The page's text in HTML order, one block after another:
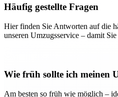
Häufig gestellte Fragen
Hier finden Sie Antworten auf die
unseren Umzugsservice – damit
Wie früh sollte ich meinen
Am besten so früh wie möglich –